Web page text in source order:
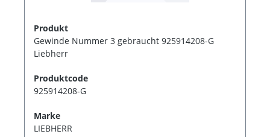
Produkt
Gewinde Nummer 3 gebraucht 925914208-G
Liebherr
Produktcode
925914208-G
Marke
LIEBHERR